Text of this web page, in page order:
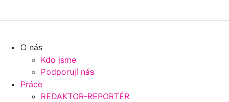
O nás
Kdo jsme
Podporují nás
Práce
REDAKTOR-REPORTÉR